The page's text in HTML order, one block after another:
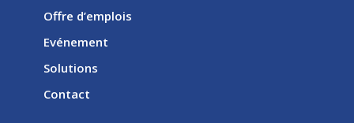
Offre d’emplois
Evénement
Solutions
Contact